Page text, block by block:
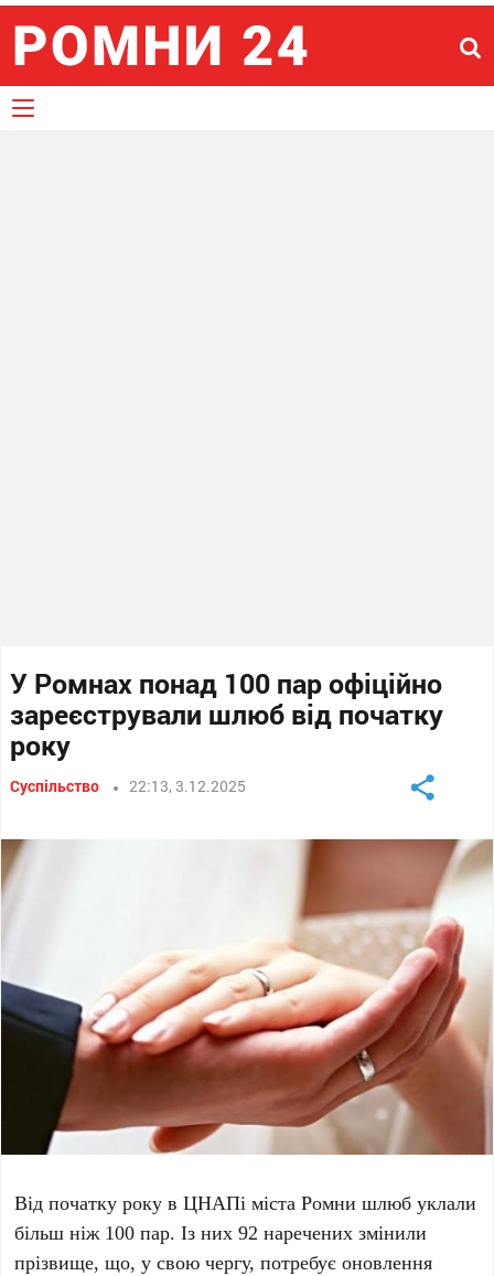
У Ромнах понад 100 пар офіційно
зареєстрували шлюб від початку
року
Суспільство 22:13, 3.12.2025
Від початку року в ЦНАПі міста Ромни шлюб уклали
більш ніж 100 пар. Із них 92 наречених змінили
прізвище, що, у свою чергу, потребує оновлення